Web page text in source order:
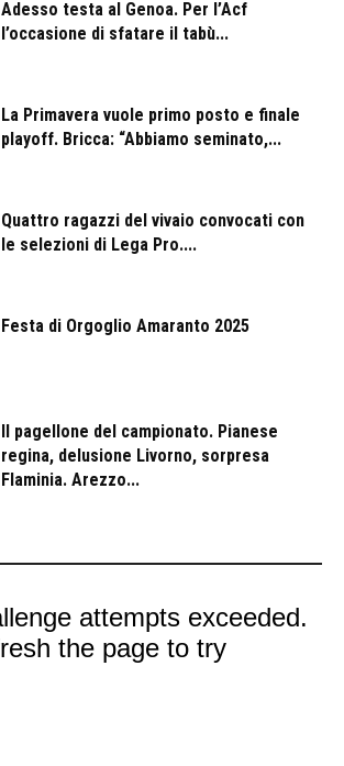
Adesso testa al Genoa. Per l’Acf
l’occasione di sfatare il tabù...
La Primavera vuole primo posto e finale
playoff. Bricca: “Abbiamo seminato,...
Quattro ragazzi del vivaio convocati con
le selezioni di Lega Pro....
Festa di Orgoglio Amaranto 2025
Il pagellone del campionato. Pianese
regina, delusione Livorno, sorpresa
Flaminia. Arezzo...